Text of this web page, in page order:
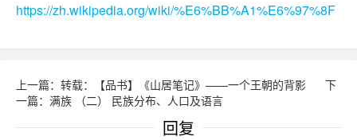
https://zh.wikipedia.org/wiki/%E6%BB%A1%E6%97%8F
上一篇：转载：【品书】《山居笔记》 ——一个王朝的背影
下
一篇：满族 （二） 民族分布、人口及语言
回复